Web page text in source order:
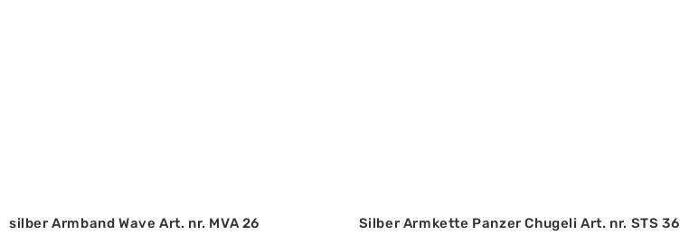
silber Armband Wave Art. nr. MVA 26 Silber Armkette Panzer Chugeli Art. nr. STS 36